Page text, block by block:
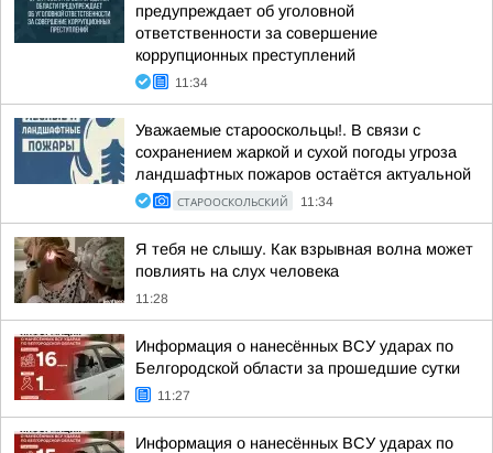
предупреждает об уголовной
ответственности за совершение
коррупционных преступлений
11:34
Уважаемые старооскольцы!. В связи с
сохранением жаркой и сухой погоды угроза
ландшафтных пожаров остаётся актуальной
СТАРООСКОЛЬСКИЙ 11:34
Я тебя не слышу. Как взрывная волна может
повлиять на слух человека
11:28
Информация о нанесённых ВСУ ударах по
Белгородской области за прошедшие сутки
11:27
Информация о нанесённых ВСУ ударах по